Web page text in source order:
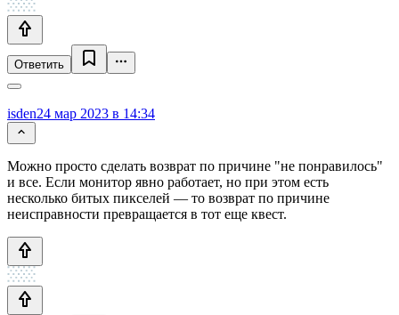
Ответить
isden24 мар 2023 в 14:34
Можно просто сделать возврат по причине "не понравилось"
и все. Если монитор явно работает, но при этом есть
несколько битых пикселей — то возврат по причине
неисправности превращается в тот еще квест.